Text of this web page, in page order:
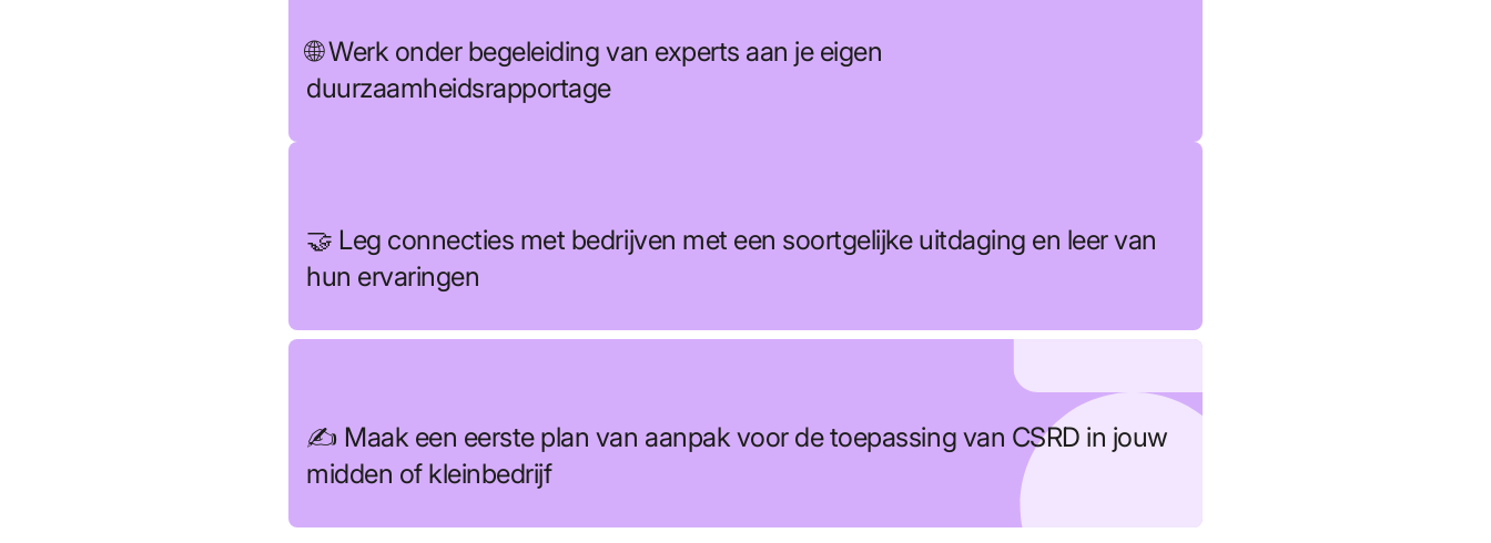
✍️ Maak een eerste plan van aanpak voor de toepassing van CSRD in jouw
midden of kleinbedrijf
🌐 Werk onder begeleiding van experts aan je eigen
duurzaamheidsrapportage
🤝 Leg connecties met bedrijven met een soortgelijke uitdaging en leer van
hun ervaringen